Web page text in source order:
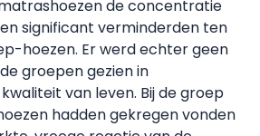
de concentratie
significant verminderden ten
hoezen. Er werd echter geen
groepen gezien in
van leven. Bij de groep
hadden gekregen vonden